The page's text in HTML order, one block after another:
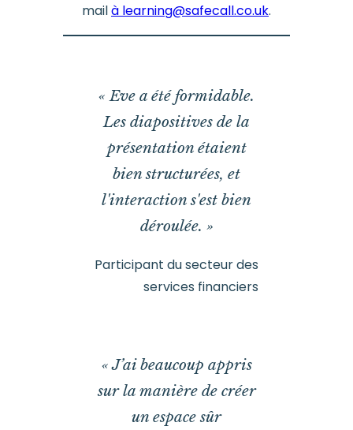
mailà learning@safecall.co.uk.
« Eve a été formidable.
Les diapositives de la
présentation étaient
bien structurées, et
l'interaction s'est bien
déroulée. »
Participant du secteur des
services financiers
« J’ai beaucoup appris
sur la manière de créer
un espace sûr